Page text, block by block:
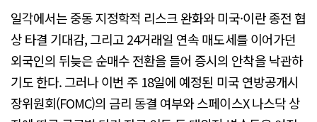
일각에서는 중동 지정학적 리스크 완화와 미국·이란 종전 협
상 타결 기대감, 그리고 24거래일 연속 매도세를 이어가던
외국인의 뒤늦은 순매수 전환을 들어 증시의 안착을 낙관하
기도 한다. 그러나 이번 주 18일에 예정된 미국 연방공개시
장위원회(FOMC)의 금리 동결 여부와 스페이스X 나스닥 상